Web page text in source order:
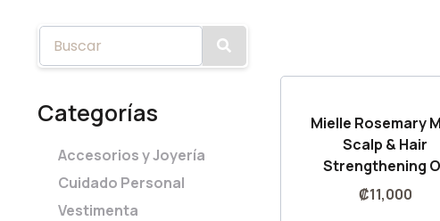
Categorías
Accesorios y Joyería
Cuidado Personal
Vestimenta
Mielle Rosemary
Scalp & Hair
Strengthening
₡11,000